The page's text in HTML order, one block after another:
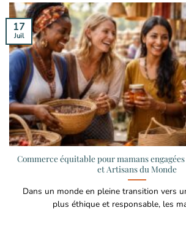
Commerce équitable pour mamans
et Artisans du Monde
Dans un monde en pleine transition vers
plus éthique et responsable, les
17
Juil